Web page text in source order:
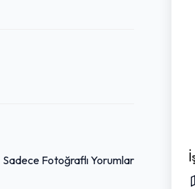
Sadece Fotoğraflı Yorumlar